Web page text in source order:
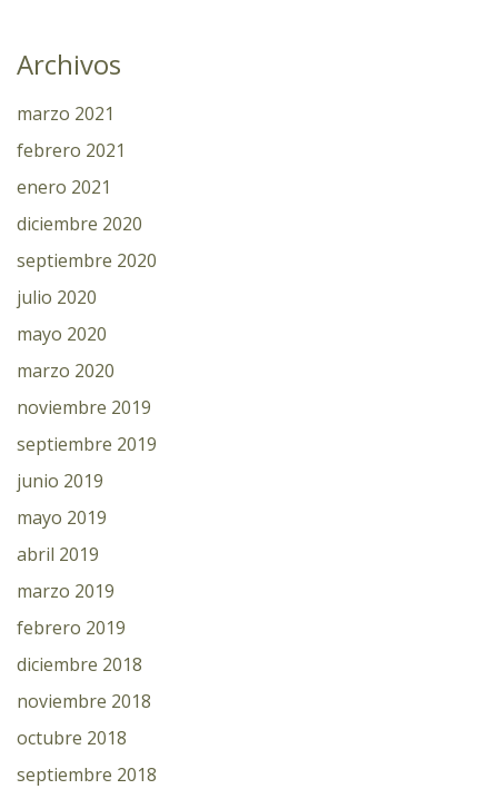
Archivos
marzo 2021
febrero 2021
enero 2021
diciembre 2020
septiembre 2020
julio 2020
mayo 2020
marzo 2020
noviembre 2019
septiembre 2019
junio 2019
mayo 2019
abril 2019
marzo 2019
febrero 2019
diciembre 2018
noviembre 2018
octubre 2018
septiembre 2018